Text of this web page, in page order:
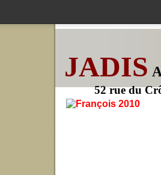
JADIS
52 rue du